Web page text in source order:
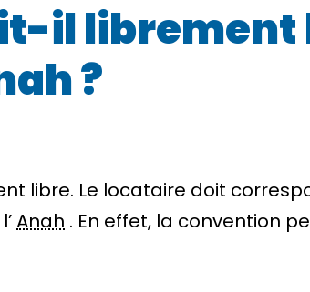
il librement
?
libre. Le locataire doit
Anah . En effet, la convention